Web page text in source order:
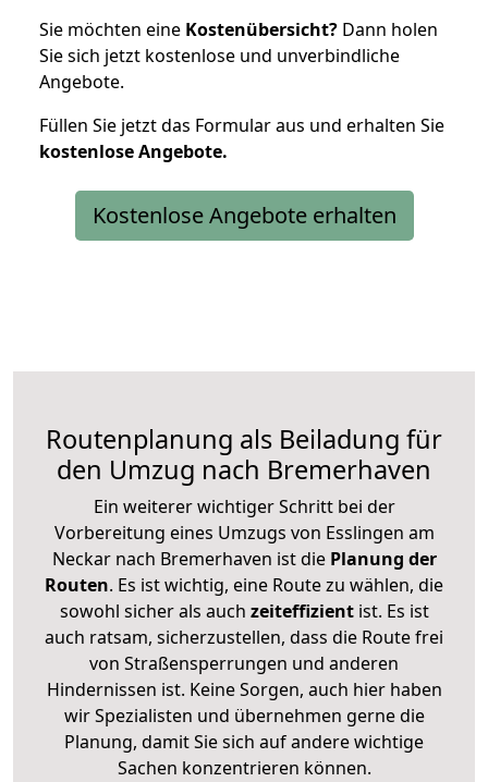
Sie möchten eine Kostenübersicht? Dann holen
Sie sich jetzt kostenlose und unverbindliche
Angebote.
Füllen Sie jetzt das Formular aus und erhalten Sie
kostenloseAngebote.
Kostenlose Angebote erhalten
Routenplanung als Beiladung für
den Umzug nach Bremerhaven
Ein weiterer wichtiger Schritt bei der
Vorbereitung eines Umzugs von Esslingen am
Neckar nach Bremerhaven ist diePlanung der
Routen. Es ist wichtig, eine Route zu wählen, die
sowohl sicher als auch zeiteffizientist. Es ist
auch ratsam, sicherzustellen, dass die Route frei
von Straßensperrungen und anderen
Hindernissen ist. Keine Sorgen, auch hier haben
wir Spezialisten und übernehmen gerne die
Planung, damit Sie sich auf andere wichtige
Sachen konzentrieren können.